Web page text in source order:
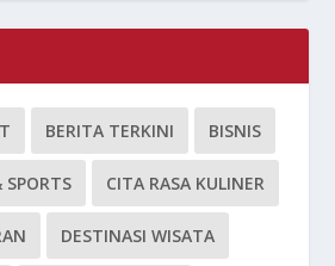
BERITA TERKINI BISNIS
SPORTS CITA RASA KULINER
DESTINASI WISATA